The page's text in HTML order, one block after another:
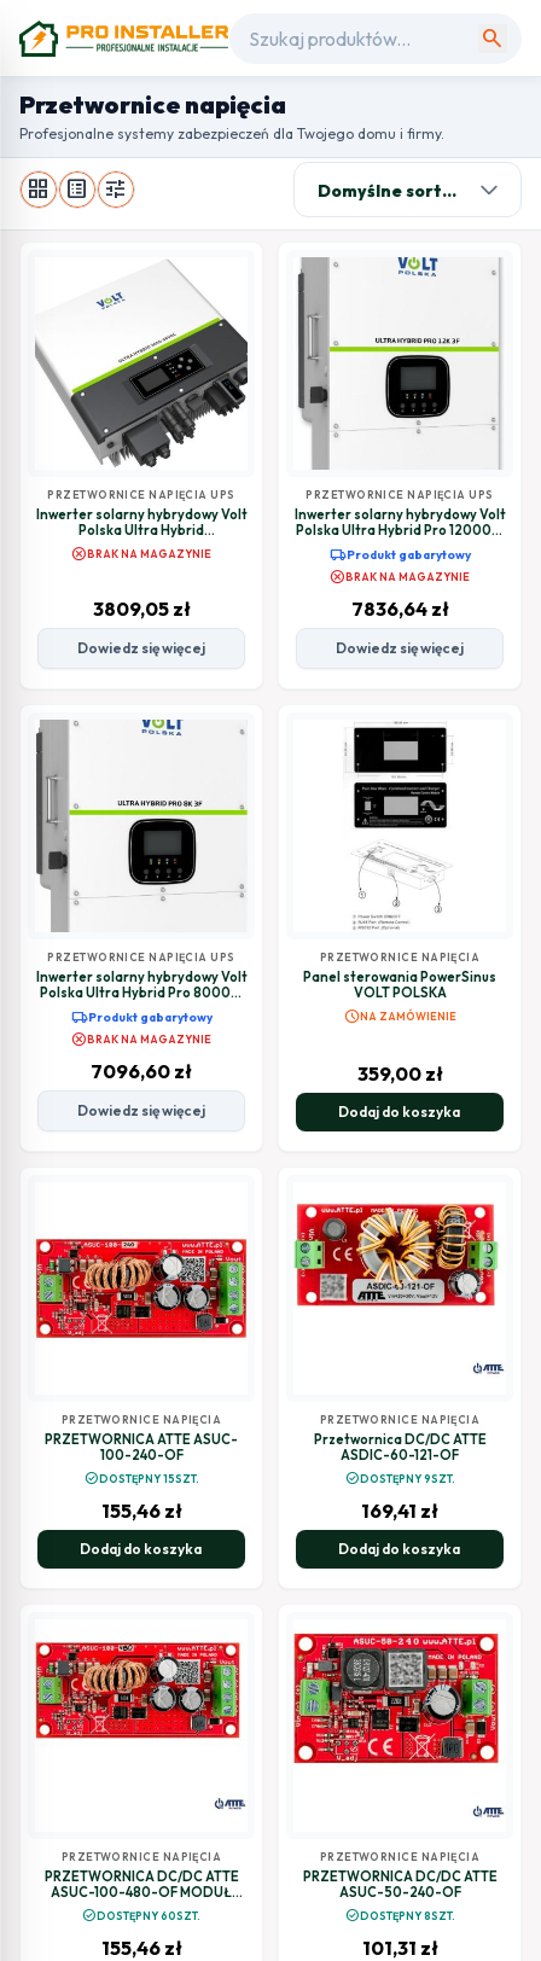
search
Przetwornice napięcia
Profesjonalne systemy zabezpieczeń dla Twojego domu i firmy.
grid_view list_alt tune
PRZETWORNICE NAPIĘCIA UPS
Inwerter solarny hybrydowy Volt
Polska Ultra Hybrid
3600W/5400W 2x MPPT (120-
500V) Wi-Fi
cancelBRAK NA MAGAZYNIE
3809,05 zł
Dowiedz się więcej
PRZETWORNICE NAPIĘCIA UPS
Inwerter solarny hybrydowy Volt
Polska Ultra Hybrid Pro 12000W
(200-650
local_shippingProdukt gabarytowy
cancelBRAK NA MAGAZYNIE
7836,64 zł
Dowiedz się więcej
PRZETWORNICE NAPIĘCIA UPS
Inwerter solarny hybrydowy Volt
Polska Ultra Hybrid Pro 8000W
(200-650V)
local_shippingProdukt gabarytowy
cancelBRAK NA MAGAZYNIE
7096,60 zł
Dowiedz się więcej
PRZETWORNICE NAPIĘCIA
Panel sterowania PowerSinus
VOLT POLSKA
scheduleNA ZAMÓWIENIE
359,00 zł
Dodaj do koszyka
PRZETWORNICE NAPIĘCIA
PRZETWORNICA ATTE ASUC-
100-240-OF
check_circleDOSTĘPNY 15SZT.
155,46 zł
Dodaj do koszyka
PRZETWORNICE NAPIĘCIA
Przetwornica DC/DC ATTE
ASDIC-60-121-OF
check_circleDOSTĘPNY 9SZT.
169,41 zł
Dodaj do koszyka
PRZETWORNICE NAPIĘCIA
PRZETWORNICA DC/DC ATTE
ASUC-100-480-OF MODUŁ
DC/DC Vin 10...30VDC, Vout
48VDC, Pout 100W
check_circleDOSTĘPNY 60SZT.
155,46 zł
PRZETWORNICE NAPIĘCIA
PRZETWORNICA DC/DC ATTE
ASUC-50-240-OF
check_circleDOSTĘPNY 8SZT.
101,31 zł